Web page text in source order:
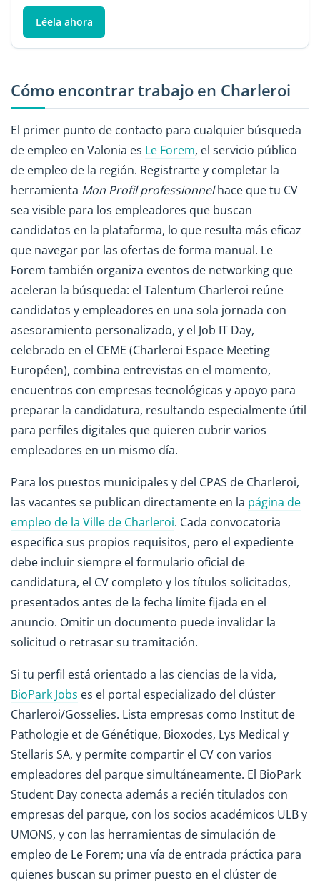
Léela ahora
Cómo encontrar trabajo en Charleroi
El primer punto de contacto para cualquier búsqueda
de empleo en Valonia es Le Forem, el servicio público
de empleo de la región. Registrarte y completar la
herramienta Mon Profil professionnelhace que tu CV
sea visible para los empleadores que buscan
candidatos en la plataforma, lo que resulta más eficaz
que navegar por las ofertas de forma manual. Le
Forem también organiza eventos de networking que
aceleran la búsqueda: el Talentum Charleroi reúne
candidatos y empleadores en una sola jornada con
asesoramiento personalizado, y el Job IT Day,
celebrado en el CEME (Charleroi Espace Meeting
Européen), combina entrevistas en el momento,
encuentros con empresas tecnológicas y apoyo para
preparar la candidatura, resultando especialmente útil
para perfiles digitales que quieren cubrir varios
empleadores en un mismo día.
Para los puestos municipales y del CPAS de Charleroi,
las vacantes se publican directamente en la página de
empleo de la Ville de Charleroi. Cada convocatoria
especifica sus propios requisitos, pero el expediente
debe incluir siempre el formulario oficial de
candidatura, el CV completo y los títulos solicitados,
presentados antes de la fecha límite fijada en el
anuncio. Omitir un documento puede invalidar la
solicitud o retrasar su tramitación.
Si tu perfil está orientado a las ciencias de la vida,
BioPark Jobs es el portal especializado del clúster
Charleroi/Gosselies. Lista empresas como Institut de
Pathologie et de Génétique, Bioxodes, Lys Medical y
Stellaris SA, y permite compartir el CV con varios
empleadores del parque simultáneamente. El BioPark
Student Day conecta además a recién titulados con
empresas del parque, con los socios académicos ULB y
UMONS, y con las herramientas de simulación de
empleo de Le Forem; una vía de entrada práctica para
quienes buscan su primer puesto en el clúster de